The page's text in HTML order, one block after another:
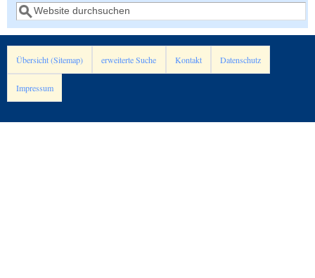
Suche
Übersicht (Sitemap) erweiterte Suche Kontakt Datenschutz
Impressum